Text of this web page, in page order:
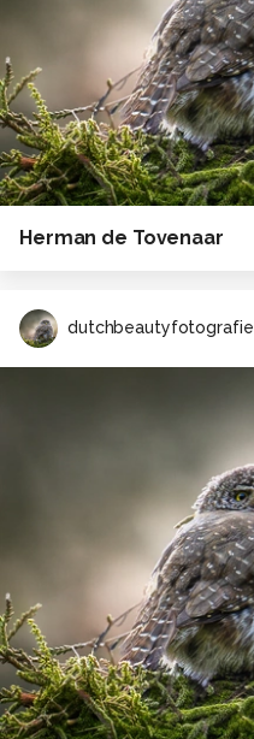
Herman de Tovenaar
dutchbeautyfotografie